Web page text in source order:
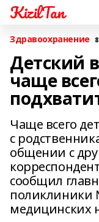
KizilTan
Здравоохранение
Детский
чаще
Чаще всего
с
общении с
сообщил
поликлиники
медицинских